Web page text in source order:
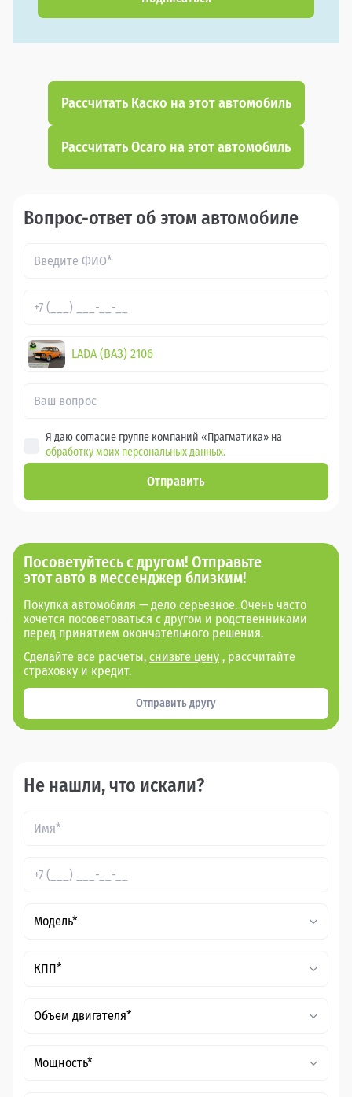
Рассчитать Каско на этот автомобиль
Рассчитать Осаго на этот автомобиль
Вопрос-ответ об этом автомобиле
LADA (ВАЗ) 2106
Я даю согласие группе компаний «Прагматика» на
обработку моих персональных данных.
Отправить
Посоветуйтесь с другом! Отправьте
этот авто в мессенджер близким!
Покупка автомобиля — дело серьезное. Очень часто
хочется посоветоваться с другом и родственниками
перед принятием окончательного решения.
Сделайте все расчеты, снизьте цену , рассчитайте
страховку и кредит.
Отправить другу
Не нашли, что искали?
Модель*
КПП*
Объем двигателя*
Мощность*